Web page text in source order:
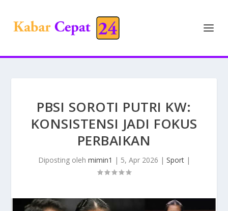
PBSI SOROTI PUTRI KW:
KONSISTENSI JADI FOKUS
PERBAIKAN
Diposting oleh mimin1 | 5, Apr 2026 | Sport|